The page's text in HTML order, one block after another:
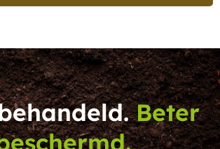
Beter